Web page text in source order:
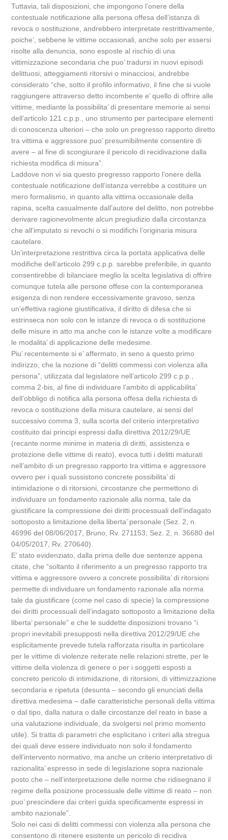
Tuttavia, tali disposizioni, che impongono l’onere della
contestuale notificazione alla persona offesa dell’istanza di
revoca o sostituzione, andrebbero interpretate restrittivamente,
poiche’, sebbene le vittime occasionali, anche solo per essersi
risolte alla denuncia, sono esposte al rischio di una
vittimizzazione secondaria che puo’ tradursi in nuovi episodi
delittuosi, atteggiamenti ritorsivi o minacciosi, andrebbe
considerato “che, sotto il profilo informativo, il fine che si vuole
raggiungere attraverso detto incombente e’ quello di offrire alle
vittime, mediante la possibilita’ di presentare memorie ai sensi
dell’articolo 121 c.p.p., uno strumento per partecipare elementi
di conoscenza ulteriori – che solo un pregresso rapporto diretto
tra vittima e aggressore puo’ presumibilmente consentire di
avere – al fine di scongiurare il pericolo di recidivazione dalla
richiesta modifica di misura”.
Laddove non vi sia questo pregresso rapporto l’onere della
contestuale notificazione dell’istanza verrebbe a costituire un
mero formalismo, in quanto alla vittima occasionale della
rapina, scelta casualmente dall’autore del delitto, non potrebbe
derivare ragionevolmente alcun pregiudizio dalla circostanza
che all’imputato si revochi o si modifichi l’originaria misura
cautelare.
Un’interpretazione restrittiva circa la portata applicativa delle
modifiche dell’articolo 299 c.p.p. sarebbe preferibile, in quanto
consentirebbe di bilanciare meglio la scelta legislativa di offrire
comunque tutela alle persone offese con la contemporanea
esigenza di non rendere eccessivamente gravoso, senza
un’effettiva ragione giustificativa, il diritto di difesa che si
estrinseca non solo con le istanze di revoca o di sostituzione
delle misure in atto ma anche con le istanze volte a modificare
le modalita’ di applicazione delle medesime.
Piu’ recentemente si e’ affermato, in seno a questo primo
indirizzo, che la nozione di “delitti commessi con violenza alla
persona”, utilizzata dal legislatore nell’articolo 299 c.p.p.,
comma 2-bis, al fine di individuare l’ambito di applicabilita’
dell’obbligo di notifica alla persona offesa della richiesta di
revoca o sostituzione della misura cautelare, ai sensi del
successivo comma 3, sulla scorta del criterio interpretativo
costituito dai principi espressi dalla direttiva 2012/29/UE
(recante norme minime in materia di diritti, assistenza e
protezione delle vittime di reato), evoca tutti i delitti maturati
nell’ambito di un pregresso rapporto tra vittima e aggressore
ovvero per i quali sussistono concrete possibilita’ di
intimidazione o di ritorsioni, circostanze che permettono di
individuare un fondamento razionale alla norma, tale da
giustificare la compressione dei diritti processuali dell’indagato
sottoposto a limitazione della liberta’ personale (Sez. 2, n.
46996 del 08/06/2017, Bruno, Rv. 271153; Sez. 2, n. 36680 del
04/05/2017, Rv. 270640).
E’ stato evidenziato, dalla prima delle due sentenze appena
citate, che “soltanto il riferimento a un pregresso rapporto tra
vittima e aggressore ovvero a concrete possibilita’ di ritorsioni
permette di individuare un fondamento razionale alla norma
tale da giustificare (come nel caso di specie) la compressione
dei diritti processuali dell’indagato sottoposto a limitazione della
liberta’ personale” e che le suddette disposizioni trovano “i
propri inevitabili presupposti nella direttiva 2012/29/UE che
esplicitamente prevede tutela rafforzata risulta in particolare
per le vittime di violenze reiterate nelle relazioni strette, per le
vittime della violenza di genere o per i soggetti esposti a
concreto pericolo di intimidazione, di ritorsioni, di vittimizzazione
secondaria e ripetuta (desunta – secondo gli enunciati della
direttiva medesima – dalle caratteristiche personali della vittima
o dal tipo, dalla natura o dalle circostanze del reato in base a
una valutazione individuale, da svolgersi nel primo momento
utile). Si tratta di parametri che esplicitano i criteri alla stregua
dei quali deve essere individuato non solo il fondamento
dell’intervento normativo, ma anche un criterio interpretativo di
razionalita’ espresso in sede di legislazione sopra nazionale
posto che – nell’interpretazione delle norme che ridisegnano il
regime della posizione processuale delle vittime di reato – non
puo’ prescindere dai criteri guida specificamente espressi in
ambito nazionale”.
Solo nei casi di delitti commessi con violenza alla persona che
consentono di ritenere esistente un pericolo di recidiva